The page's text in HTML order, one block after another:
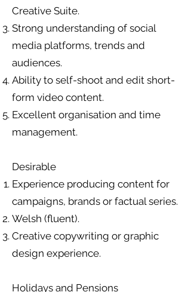
Creative Suite.
Strong understanding of social
media platforms, trends and
audiences.
Ability to self-shoot and edit short-
form video content.
Excellent organisation and time
management.
Desirable
Experience producing content for
campaigns, brands or factual series.
Welsh (fluent).
Creative copywriting or graphic
design experience.
Holidays and Pensions